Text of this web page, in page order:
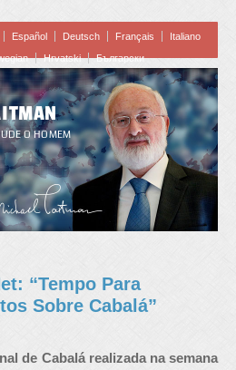
Español Deutsch Français
Italiano
Hrvatski Български
O HOMEM
“Tempo Para
Sobre Cabalá”
de Cabalá realizada na semana